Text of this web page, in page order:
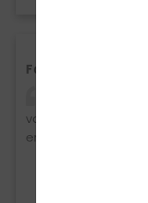
Fahrschule
von Nicole und die
empfehlen! Top